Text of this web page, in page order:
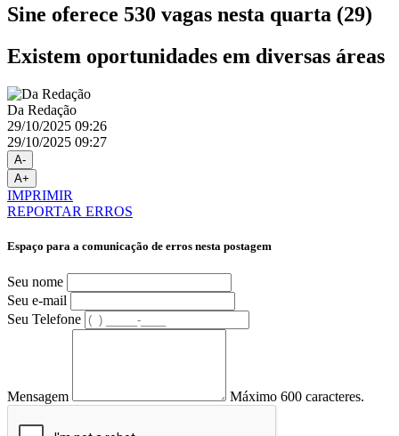
Sine oferece 530 vagas nesta quarta (29)
Existem oportunidades em diversas áreas
Da Redação
29/10/2025 09:26
29/10/2025 09:27
A-
A+
IMPRIMIR
REPORTAR ERROS
Espaço para a comunicação de erros nesta postagem
Seu nome
Seu e-mail
Seu Telefone
Mensagem Máximo 600 caracteres.